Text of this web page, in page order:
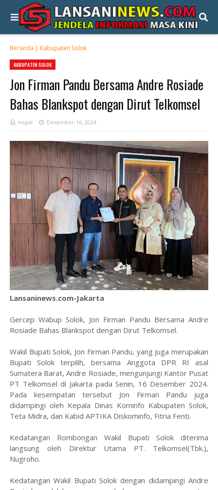
Beranda | Kabupaten Solok
KABUPATEN SOLOK
Jon Firman Pandu Bersama Andre Rosiade
Bahas Blankspot dengan Dirut Telkomsel
nopal Desember 16, 2024
Lansaninews.com-Jakarta
Gercep Wabup Solok, Jon Firman Pandu Bersama Andre
Rosiade Bahas Blankspot dengan Dirut Telkomsel.
Wakil Bupati Solok, Jon Firman Pandu, yang juga merupakan
Bupati Solok terpilih, bersama Anggota DPR RI asal
Sumatera Barat, Andre Rosiade, mengunjungi Kantor Pusat
PT Telkomsel di Jakarta pada Senin, 16 Desember 2024.
Pada kesempatan tersebut Jon Firman Pandu juga
didampingi oleh Kepala Dinas Kominfo Kabupaten Solok,
Teta Midra, dan Kabid APTIKA Diskominfo, Fitria Fenti.
Kedatangan Rombongan Wakil Bupati Solok diterima
langsung oleh Direktur Utama PT. Telkomsel(Tbk.),
Nugroho.
Kedatangan Wakil Bupati Solok dengan didampingi Andre